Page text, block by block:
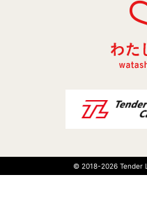
© 2018-2026 Tender